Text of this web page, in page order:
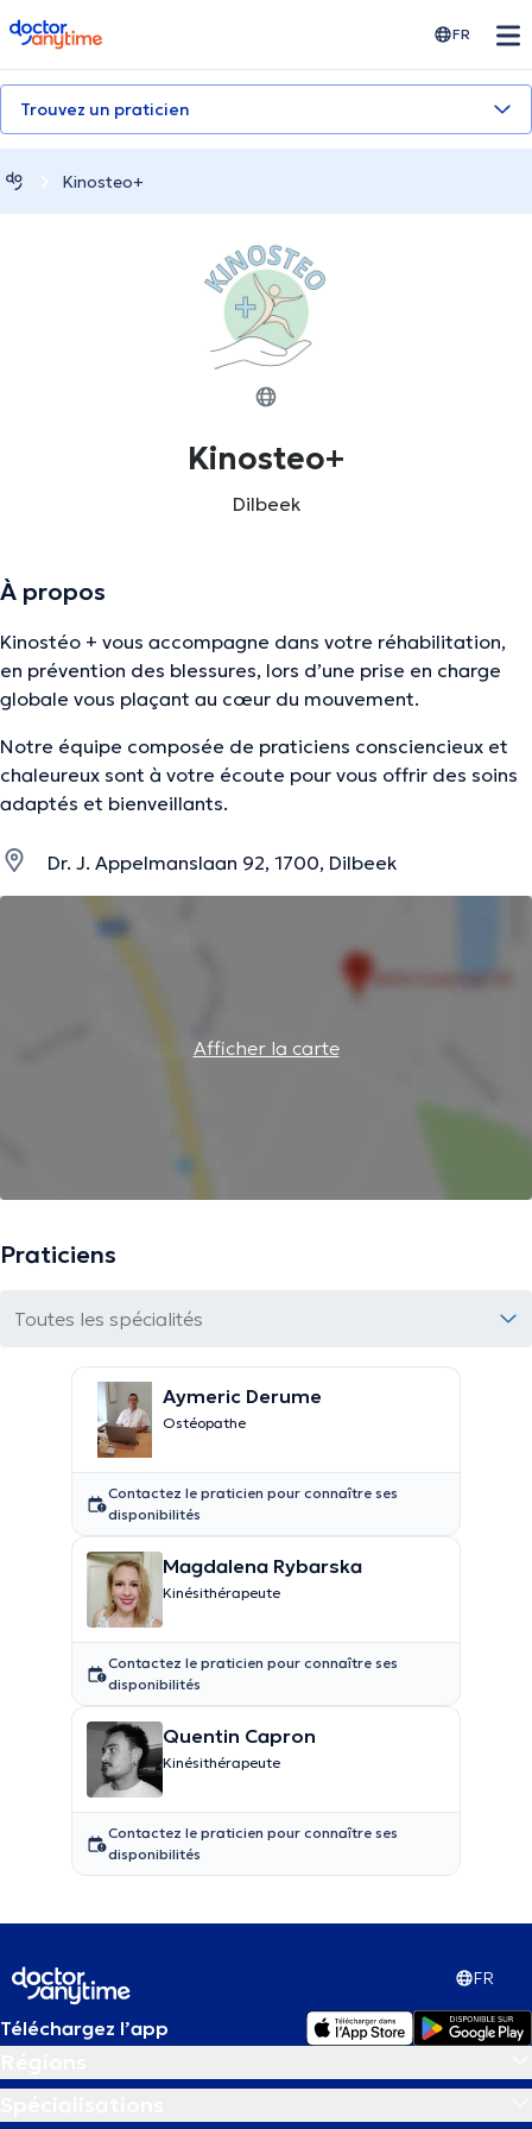
doctoranytime FR
Trouvez un praticien
Kinosteo+
Kinosteo+
Dilbeek
À propos
Kinostéo + vous accompagne dans votre réhabilitation,
en prévention des blessures, lors d’une prise en charge
globale vous plaçant au cœur du mouvement.
Notre équipe composée de praticiens consciencieux et
chaleureux sont à votre écoute pour vous offrir des soins
adaptés et bienveillants.
Dr. J. Appelmanslaan 92, 1700, Dilbeek
Afficher la carte
Praticiens
Toutes les spécialités
Aymeric Derume
Ostéopathe
Contactez le praticien pour connaître ses
disponibilités
Magdalena Rybarska
Kinésithérapeute
Contactez le praticien pour connaître ses
disponibilités
Quentin Capron
Kinésithérapeute
Contactez le praticien pour connaître ses
disponibilités
FR
Téléchargez l’app